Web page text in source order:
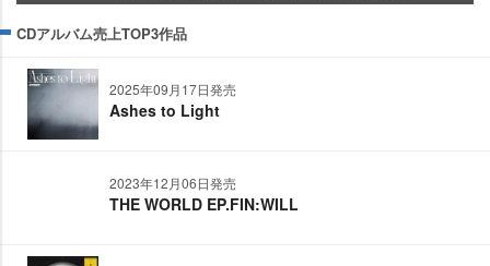
CDアルバム売上TOP3作品
2025年09月17日発売
Ashes to Light
2023年12月06日発売
THE WORLD EP.FIN:WILL